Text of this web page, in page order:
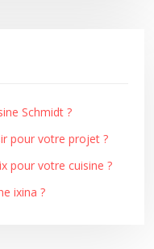
Schmidt ?
pour votre projet ?
pour votre cuisine ?
ixina ?